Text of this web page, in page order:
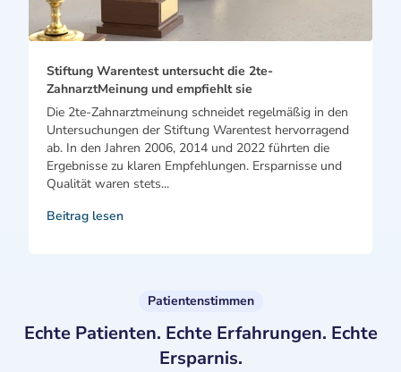
Stiftung Warentest untersucht die 2te-
ZahnarztMeinung und empfiehlt sie
Die 2te-Zahnarztmeinung schneidet regelmäßig in den
Untersuchungen der Stiftung Warentest hervorragend
ab. In den Jahren 2006, 2014 und 2022 führten die
Ergebnisse zu klaren Empfehlungen. Ersparnisse und
Qualität waren stets...
Beitrag lesen
Patientenstimmen
Echte Patienten. Echte Erfahrungen. Echte
Ersparnis.